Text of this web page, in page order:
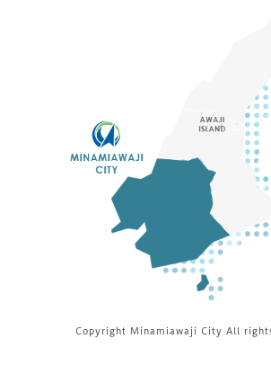
Copyright Minamiawaji City All